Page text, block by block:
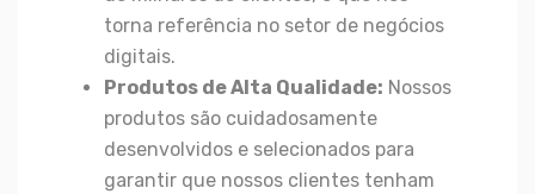
torna referência no setor de negócios
digitais.
Produtos de Alta Qualidade: Nossos
produtos são cuidadosamente
desenvolvidos e selecionados para
garantir que nossos clientes tenham